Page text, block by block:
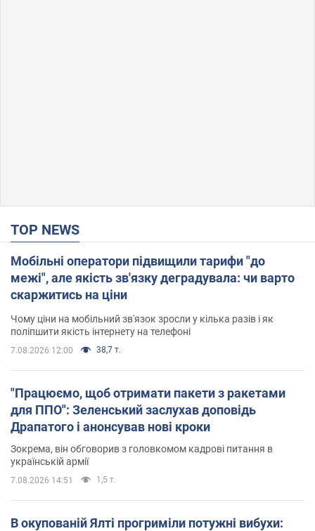
TOP NEWS
Мобільні оператори підвищили тарифи "до
межі", але якість зв'язку деградувала: чи варто
скаржитись на ціни
Чому ціни на мобільний зв'язок зросли у кілька разів і як
поліпшити якість інтернету на телефоні
7.08.2026 12:00 38,7 т.
"Працюємо, щоб отримати пакети з ракетами
для ППО": Зеленський заслухав доповідь
Драпатого і анонсував нові кроки
Зокрема, він обговорив з головкомом кадрові питання в
українській армії
7.08.2026 14:51 1,5 т.
В окупованій Ялті прогриміли потужні вибухи: